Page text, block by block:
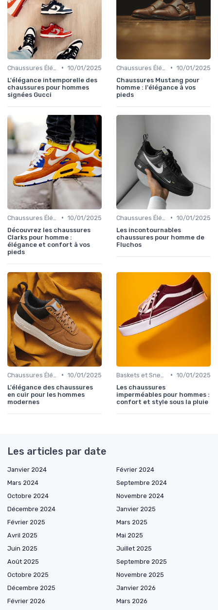
• 10/01/2025
L'élégance intemporelle des
chaussures pour hommes
signées Gucci
• 10/01/2025
Chaussures Mustang pour
homme : l'élégance à vos
pieds
• 10/01/2025
Découvrez les chaussures
Clarks pour homme :
élégance et confort à vos
pieds
• 10/01/2025
Les incontournables
chaussures pour homme de
Fluchos
• 10/01/2025
L'élégance des chaussures
en cuir pour les hommes
modernes
• 10/01/2025
Les chaussures
imperméables pour hommes :
confort et style sous la pluie
Les articles par date
Janvier 2024
Février 2024
Mars 2024
Septembre 2024
Octobre 2024
Novembre 2024
Décembre 2024
Janvier 2025
Février 2025
Mars 2025
Avril 2025
Mai 2025
Juin 2025
Juillet 2025
Août 2025
Septembre 2025
Octobre 2025
Novembre 2025
Décembre 2025
Janvier 2026
Février 2026
Mars 2026